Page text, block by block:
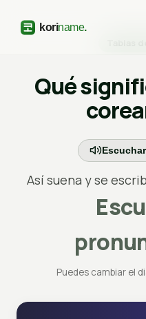
Qué
Así suena y se
Puedes cambiar el